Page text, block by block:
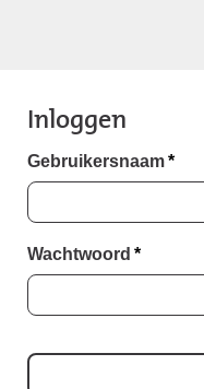
Inloggen
Gebruikersnaam*
Wachtwoord *